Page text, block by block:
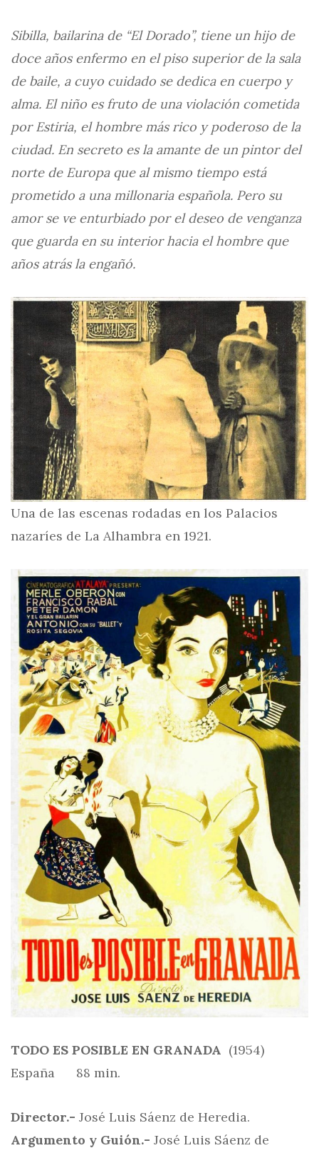
Sibilla, bailarina de “El Dorado”, tiene un hijo de
doce años enfermo en el piso superior de la sala
de baile, a cuyo cuidado se dedica en cuerpo y
alma. El niño es fruto de una violación cometida
por Estiria, el hombre más rico y poderoso de la
ciudad. En secreto es la amante de un pintor del
norte de Europa que al mismo tiempo está
prometido a una millonaria española. Pero su
amor se ve enturbiado por el deseo de venganza
que guarda en su interior hacia el hombre que
años atrás la engañó.
Una de las escenas rodadas en los Palacios
nazaríes de La Alhambra en 1921.
TODO ES POSIBLE EN GRANADA (1954)
España 88 min.
Director.- José Luis Sáenz de Heredia.
Argumento y Guión.- José Luis Sáenz de